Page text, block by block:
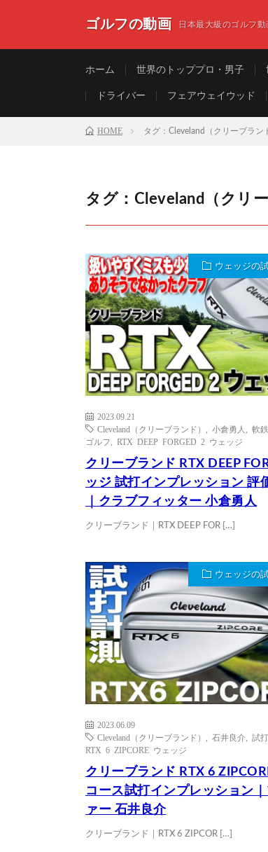
ゴルフの動画 日本最大級のゴルフ動
ホーム 世界のトッププロ・男子
ドライバー フェアウェイウッド
HOME タグ：Cleveland（クリーブラン
タグ：Cleveland（クリ
ウェッジの
2023.09.21
Cleveland（クリーブランド）
小倉勇人 軟
ゴルフ
RTX DEEP FORGED 2 ウェッジ
クリーブランド RTX DEEP
ッジ 試打インプレッション 評
｜クラブフィッター 小倉勇人
クリーブランド｜RTX DEEP FOR […]
ウェッジの
2023.06.09
Cleveland（クリーブランド）
石井良介 試
RTX 6 ZIPCORE ウェッジ
クリーブランド RTX 6
コース試打インプレッション
ァー 石井良介
クリーブランド｜RTX 6 ZIPCOR […]